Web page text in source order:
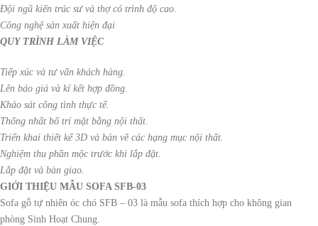
Đội ngũ kiến trúc sư và thợ có trình độ cao.
Công nghệ sản xuất hiện đại
QUY TRÌNH LÀM VIỆC
Tiếp xúc và tư vấn khách hàng.
Lên báo giá và kí kết hợp đồng.
Khảo sát công tình thực tế.
Thống nhất bố trí mặt bằng nội thất.
Triển khai thiết kế 3D và bản vẽ các hạng mục nội thất.
Nghiệm thu phần mộc trước khi lắp đặt.
Lắp đặt và bàn giao.
GIỚI THIỆU MẪU SOFA SFB-03
Sofa gỗ tự nhiên óc chó SFB – 03 là mẫu sofa thích hợp cho không gian
phòng Sinh Hoạt Chung.